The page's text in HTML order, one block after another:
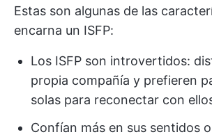
Estas son algunas de las
encarna un ISFP:
Los ISFP son introvertidos:
propia compañía y prefieren
solas para reconectar con
Confían más en sus sentidos